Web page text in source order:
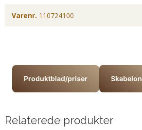
Varenr. 110724100
Produktblad/priser Skabelon
Relaterede produkter